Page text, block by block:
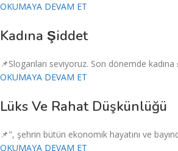
OKUMAYA DEVAM ET
Kadına Şiddet
📌Sloganları seviyoruz. Son dönemde kadına
OKUMAYA DEVAM ET
Lüks Ve Rahat Düşkünlüğü
📌", şehrin bütün ekonomik hayatını ve
OKUMAYA DEVAM ET